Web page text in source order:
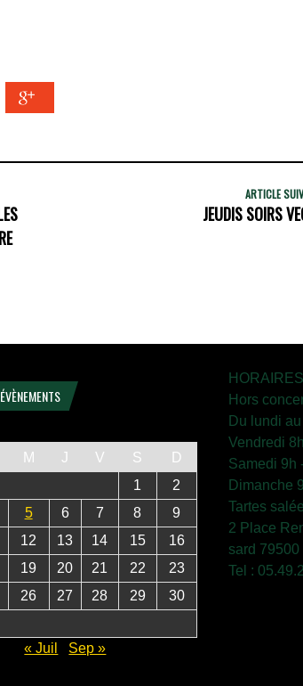
ARTICLE
JEUDIS SOIRS
M J V S
D
1
2
5 6 7 8
9
12 13 14 15
16
19 20 21 22
23
26 27 28 29
30
« Juil
Sep »
Hors
Du lundi
Vendredi
Samedi 9h
Dimanche
Tartes
2 Place
sard 79500
Tel :